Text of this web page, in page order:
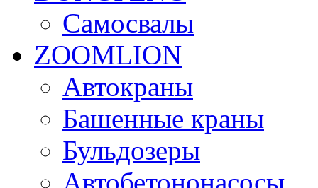
Самосвалы
ZOOMLION
Автокраны
Башенные краны
Бульдозеры